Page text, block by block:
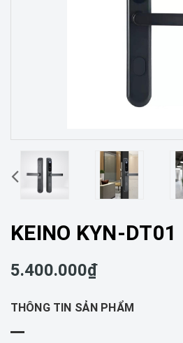
KEINO KYN-DT01
5.400.000₫
THÔNG TIN SẢN PHẨM